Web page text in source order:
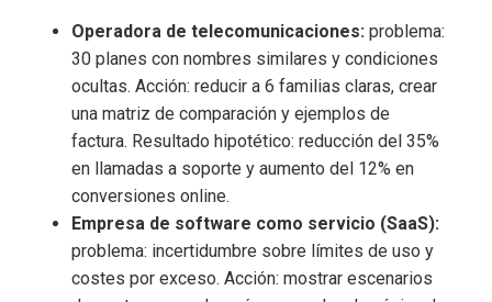
Operadora de telecomunicaciones: problema:
30 planes con nombres similares y condiciones
ocultas. Acción: reducir a 6 familias claras, crear
una matriz de comparación y ejemplos de
factura. Resultado hipotético: reducción del 35%
en llamadas a soporte y aumento del 12% en
conversiones online.
Empresa de software como servicio (SaaS):
problema: incertidumbre sobre límites de uso y
costes por exceso. Acción: mostrar escenarios